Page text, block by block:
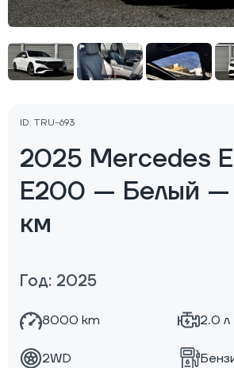
ID: TRU-693
2025 Mercedes
E200 — Белый
км
Год: 2025
8000 km 2.0 л
2WD